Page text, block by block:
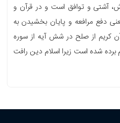
آشتی و توافق است و در قرآن و
دفع مرافعه و پایان بخشیدن به
کریم از صلح در شش آیه از سوره
برده شده است زیرا اسلام دین رافت